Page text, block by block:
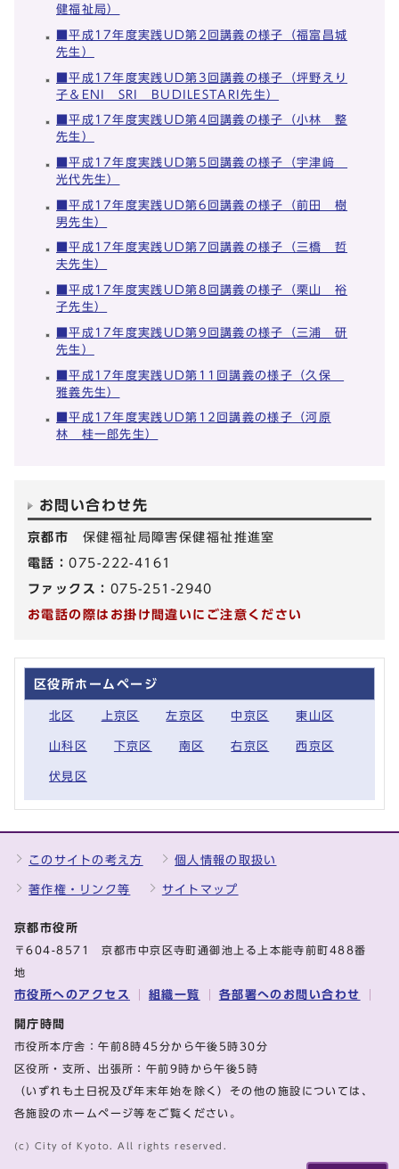
健福祉局）
■平成17年度実践UD第2回講義の様子（福富昌城
先生）
■平成17年度実践UD第3回講義の様子（坪野えり
子＆ENI SRI BUDILESTARI先生）
■平成17年度実践UD第4回講義の様子（小林 整
先生）
■平成17年度実践UD第5回講義の様子（宇津﨑
光代先生）
■平成17年度実践UD第6回講義の様子（前田 樹
男先生）
■平成17年度実践UD第7回講義の様子（三橋 哲
夫先生）
■平成17年度実践UD第8回講義の様子（栗山 裕
子先生）
■平成17年度実践UD第9回講義の様子（三浦 研
先生）
■平成17年度実践UD第11回講義の様子（久保
雅義先生）
■平成17年度実践UD第12回講義の様子（河原
林 桂一郎先生）
お問い合わせ先
京都市 保健福祉局障害保健福祉推進室
電話：075-222-4161
ファックス： 075-251-2940
お電話の際はお掛け間違いにご注意ください
区役所ホームページ
北区 上京区 左京区 中京区 東山区
山科区 下京区 南区 右京区 西京区
伏見区
このサイトの考え方 個人情報の取扱い
著作権・リンク等 サイトマップ
京都市役所
〒604-8571 京都市中京区寺町通御池上る上本能寺前町488番
地
市役所へのアクセス 組織一覧 各部署へのお問い合わせ
開庁時間
市役所本庁舎：午前8時45分から午後5時30分
区役所・支所、出張所：午前9時から午後5時
（いずれも土日祝及び年末年始を除く）その他の施設については、
各施設のホームページ等をご覧ください。
(c) City of Kyoto. All rights reserved.